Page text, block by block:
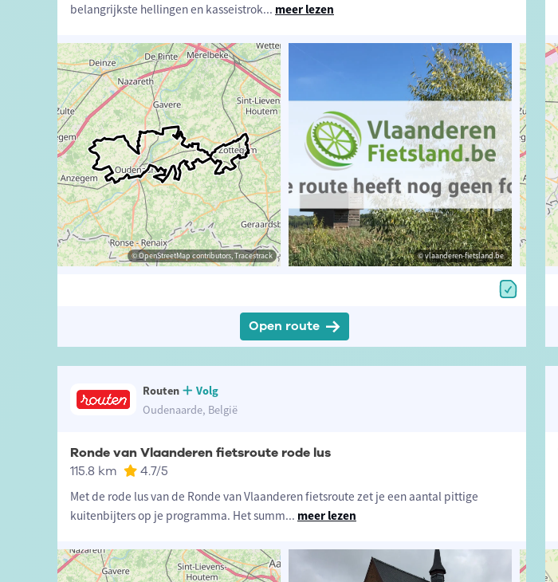
belangrijkste hellingen en kasseistrok... meer lezen
© OpenStreetMap contributors, Tracestrack © vlaanderen-fietsland.be
Open route
fietsland.be © OpenStreetMap contributors, Tracestrack © vlaanderen-fietsland.be
Routen
Volg
Oudenaarde, België
Ronde van Vlaanderen fietsroute rode lus
115.8 km 4.7/5
Met de rode lus van de Ronde van Vlaanderen fietsroute zet je een aantal pittige
kuitenbijters op je programma. Het summ... meer lezen